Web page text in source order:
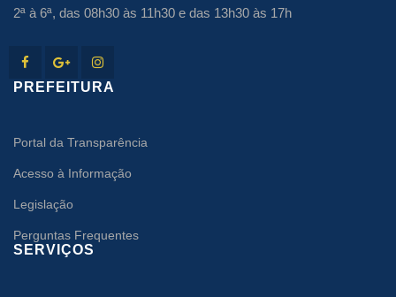
2ª à 6ª, das 08h30 às 11h30 e das 13h30 às 17h
PREFEITURA
Portal da Transparência
Acesso à Informação
Legislação
Perguntas Frequentes
SERVIÇOS